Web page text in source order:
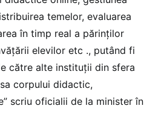
temelor, evaluarea
în timp real a părinților
elevilor etc ., putând fi
către alte instituții din sfera
corpului didactic,
scriu oficialii de la minister în